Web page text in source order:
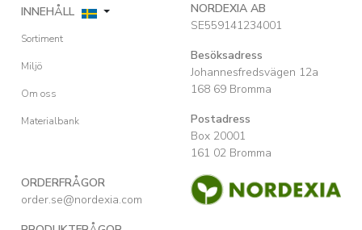
INNEHÅLL
Sortiment
Miljö
Om oss
Materialbank
NORDEXIA AB
SE559141234001
Besöksadress
Johannesfredsvägen 12a
168 69 Bromma
Postadress
Box 20001
161 02 Bromma
ORDERFRÅGOR
order.se@nordexia.com